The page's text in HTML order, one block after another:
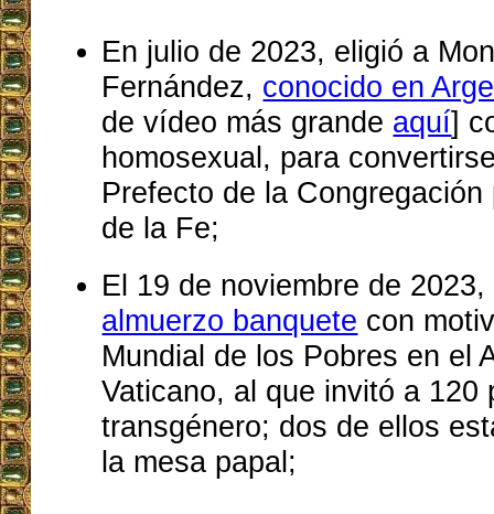
En julio de 2023, eligió a
Fernández, conocido en
de vídeo más grande aquí]
homosexual, para
Prefecto de la
de la Fe;
El 19 de noviembre de 2023,
almuerzo banquete con
Mundial de los Pobres en el
Vaticano, al que invitó a 120
transgénero; dos de ellos
la mesa papal;